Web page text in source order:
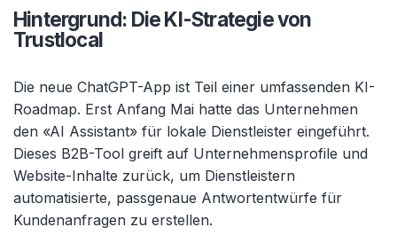
Hintergrund: Die KI-Strategie von
Trustlocal
Die neue ChatGPT-App ist Teil einer umfassenden KI-
Roadmap. Erst Anfang Mai hatte das Unternehmen
den «AI Assistant» für lokale Dienstleister eingeführt.
Dieses B2B-Tool greift auf Unternehmensprofile und
Website-Inhalte zurück, um Dienstleistern
automatisierte, passgenaue Antwortentwürfe für
Kundenanfragen zu erstellen.